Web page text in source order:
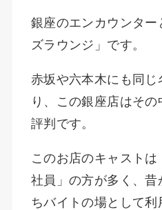
銀座のエンカウンター
ズラウンジ」です。
赤坂や六本木にも同
り、この銀座店はそ
評判です。
このお店のキャスト
社員」の方が多く、
ちバイトの場として利